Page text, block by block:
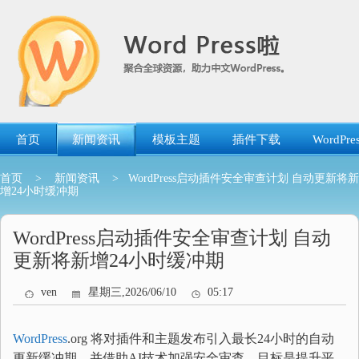
首页 新闻资讯 模板主题 插件下载
首页 > 新闻资讯
> WordPress启动插件安全审查计划 自动更新将新
增24小时缓冲期
WordPress启动插件安全审查计划 自动
更新将新增24小时缓冲期
ven 星期三,2026/06/10 05:17
WordPress.org 将对插件和主题发布引入最长24小时的自动